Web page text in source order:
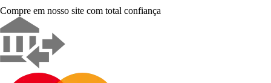
Compre em nosso site com total confiança